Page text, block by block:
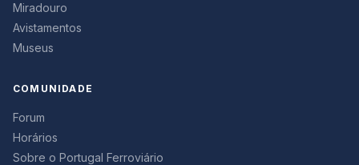
Miradouro
Avistamentos
Museus
COMUNIDADE
Forum
Horários
Sobre o Portugal Ferroviário